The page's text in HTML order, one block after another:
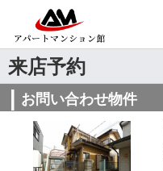
来店予約
お問い合わせ物件